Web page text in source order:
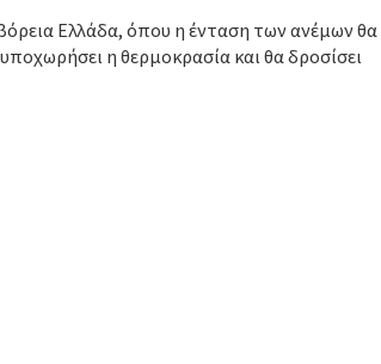
Ελλάδα, όπου η ένταση των ανέμων θα
η θερμοκρασία και θα δροσίσει